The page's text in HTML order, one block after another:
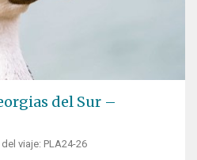
del Sur –
viaje: PLA24-26